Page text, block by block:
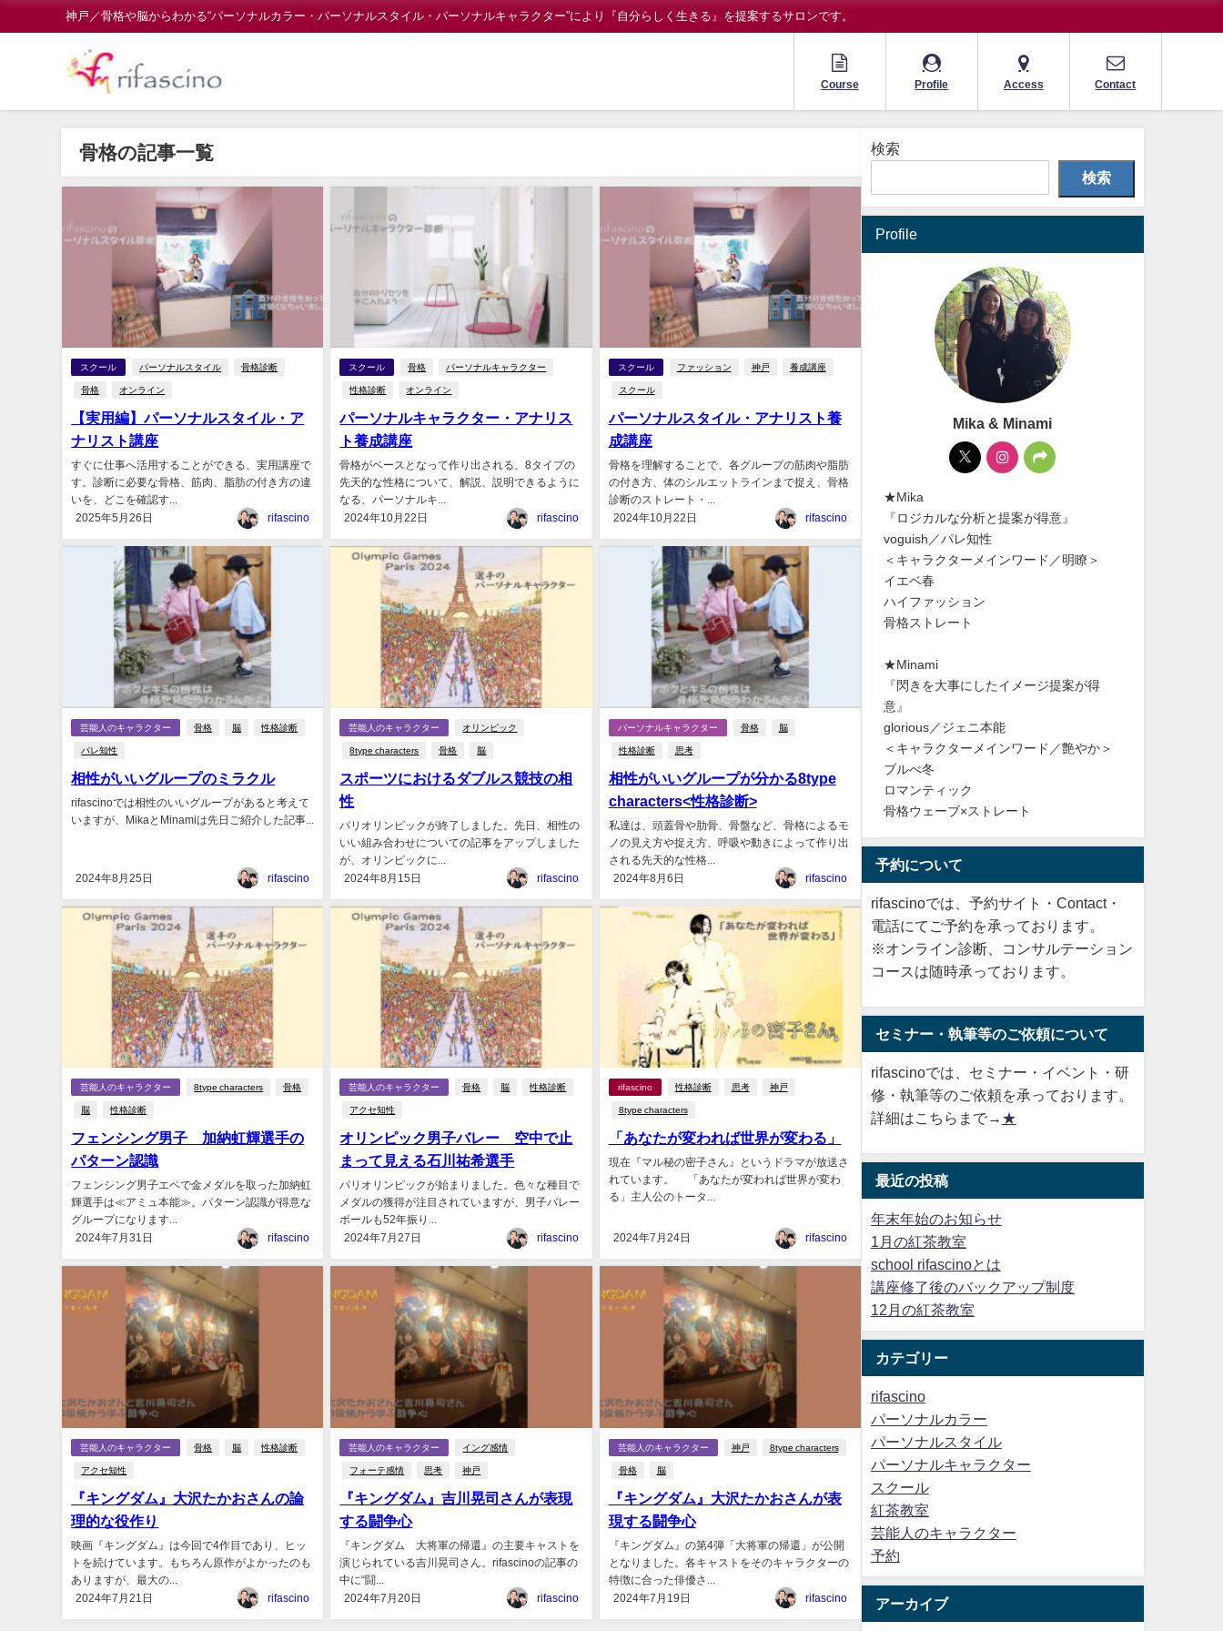
神戸／骨格や脳からわかる“パーソナルカラー・パーソナルスタイル・パーソナルキャラクター”により『自分らしく生きる』を提案するサロンです。
Course Profile Access Contact
骨格の記事一覧
スクール パーソナルスタイル 骨格診断
骨格 オンライン
【実用編】パーソナルスタイル・ア
ナリスト講座
すぐに仕事へ活用することができる、実用講座で
す。診断に必要な骨格、筋肉、脂肪の付き方の違
いを、どこを確認す...
2025年5月26日
rifascino
スクール 骨格 パーソナルキャラクター
性格診断 オンライン
パーソナルキャラクター・アナリス
ト養成講座
骨格がベースとなって作り出される、8タイプの
先天的な性格について、解説、説明できるように
なる、パーソナルキ...
2024年10月22日
rifascino
スクール ファッション 神戸 養成講座
スクール
パーソナルスタイル・アナリスト養
成講座
骨格を理解することで、各グループの筋肉や脂肪
の付き方、体のシルエットラインまで捉え、骨格
診断のストレート・...
2024年10月22日
rifascino
芸能人のキャラクター 骨格 脳 性格診断
パレ知性
相性がいいグループのミラクル
rifascinoでは相性のいいグループがあると考えて
いますが、MikaとMinamiは先日ご紹介した記事...
2024年8月25日 rifascino
芸能人のキャラクター オリンピック
8type characters 骨格 脳
スポーツにおけるダブルス競技の相
性
パリオリンピックが終了しました。先日、相性の
いい組み合わせについての記事をアップしました
が、オリンピックに...
2024年8月15日
rifascino
パーソナルキャラクター 骨格 脳
性格診断 思考
相性がいいグループが分かる8type
characters<性格診断>
私達は、頭蓋骨や肋骨、骨盤など、骨格によるモ
ノの見え方や捉え方、呼吸や動きによって作り出
される先天的な性格...
2024年8月6日
rifascino
芸能人のキャラクター 8type characters 骨格
脳 性格診断
フェンシング男子 加納虹輝選手の
パターン認識
フェンシング男子エペで金メダルを取った加納虹
輝選手は≪アミュ本能≫。パターン認識が得意な
グループになります...
2024年7月31日
rifascino
芸能人のキャラクター 骨格 脳 性格診断
アクセ知性
オリンピック男子バレー 空中で止
まって見える石川祐希選手
パリオリンピックが始まりました。色々な種目で
メダルの獲得が注目されていますが、男子バレー
ボールも52年振り...
2024年7月27日
rifascino
rifascino 性格診断 思考 神戸
8type characters
「あなたが変われば世界が変わる」
現在『マル秘の密子さん』というドラマが放送さ
れています。 「あなたが変われば世界が変わ
る」主人公のトータ...
2024年7月24日 rifascino
芸能人のキャラクター 骨格 脳 性格診断
アクセ知性
『キングダム』大沢たかおさんの論
理的な役作り
映画『キングダム』は今回で4作目であり、ヒッ
トを続けています。もちろん原作がよかったのも
ありますが、最大の...
2024年7月21日
rifascino
芸能人のキャラクター イング感情
フォーテ感情 思考 神戸
『キングダム』吉川晃司さんが表現
する闘争心
『キングダム 大将軍の帰還』の主要キャストを
演じられている吉川晃司さん。rifascinoの記事の
中に“闘...
2024年7月20日
rifascino
芸能人のキャラクター 神戸 8type characters
骨格 脳
『キングダム』大沢たかおさんが表
現する闘争心
『キングダム』の第4弾「大将軍の帰還」が公開
となりました。各キャストをそのキャラクターの
特徴に合った俳優さ...
2024年7月19日
rifascino
検索
検索
Profile
Mika & Minami
★Mika
『ロジカルな分析と提案が得意』
voguish／パレ知性
＜キャラクターメインワード／明瞭＞
イエベ春
ハイファッション
骨格ストレート
★Minami
『閃きを大事にしたイメージ提案が得
意』
glorious／ジェニ本能
＜キャラクターメインワード／艶やか＞
ブルべ冬
ロマンティック
骨格ウェーブ×ストレート
予約について
rifascinoでは、予約サイト・Contact・
電話にてご予約を承っております。
※オンライン診断、コンサルテーション
コースは随時承っております。
セミナー・執筆等のご依頼について
rifascinoでは、セミナー・イベント・研
修・執筆等のご依頼を承っております。
詳細はこちらまで→ ★
最近の投稿
年末年始のお知らせ
1月の紅茶教室
school rifascinoとは
講座修了後のバックアップ制度
12月の紅茶教室
カテゴリー
rifascino
パーソナルカラー
パーソナルスタイル
パーソナルキャラクター
スクール
紅茶教室
芸能人のキャラクター
予約
アーカイブ